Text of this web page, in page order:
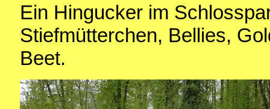
Ein Hingucker im
Stiefmütterchen, Bellies,
Beet.